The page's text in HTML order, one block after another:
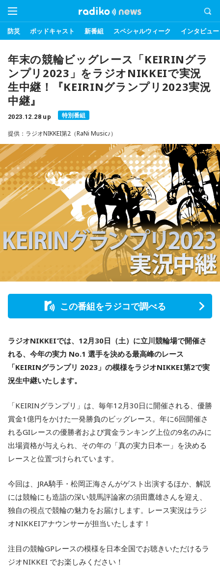
防災 ポッドキャスト 新番組 スペシャルウィーク インタビュー
年末の競輪ビッグレース「KEIRINグラ
ンプリ2023」をラジオNIKKEIで実況
生中継！『KEIRINグランプリ2023実況
中継』
2023.12.28 up 特別番組
提供：ラジオNIKKEI第2（RaNi Music♪）
この番組をラジコで調べる
ラジオNIKKEIでは、12月30日（土）に立川競輪場で開催さ
れる、今年の実力 No.1 選手を決める最高峰のレース
「KEIRINグランプリ 2023」の模様をラジオNIKKEI第2で実
況生中継いたします。
「KEIRINグランプリ」は、毎年12月30日に開催される、優勝
賞金1億円をかけた一発勝負のビッグレース。年に6回開催さ
れるGIレースの優勝者および賞金ランキング上位の9名のみに
出場資格が与えられ、その年の「真の実力日本一」を決める
レースと位置づけられています。
今回は、JRA騎手・松岡正海さんがゲスト出演するほか、解説
には競輪にも造詣の深い競馬評論家の須田鷹雄さんを迎え、
独自の視点で競輪の魅力をお届けします。レース実況はラジ
オNIKKEIアナウンサーが担当いたします！
注目の競輪GPレースの模様を日本全国でお聴きいただけるラ
ジオNIKKEI でお楽しみください！